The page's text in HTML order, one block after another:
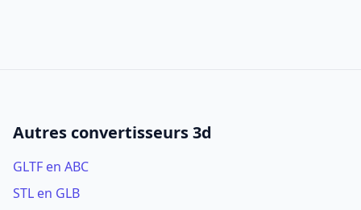
Autres convertisseurs 3d
GLTF en ABC
STL en GLB